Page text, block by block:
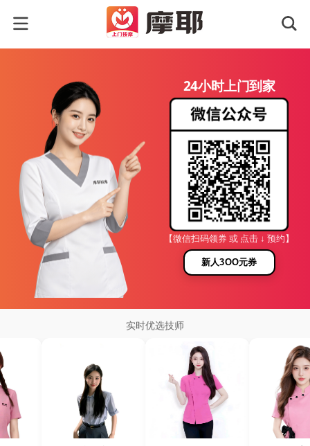
24小时上门到家
【微信扫码领券 或 点击 ↓ 预约】
新人3OO元券
实时优选技师